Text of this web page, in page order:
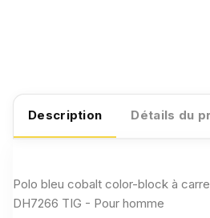
Description Détails du
Polo bleu cobalt color-block à
DH7266 TIG - Pour homme